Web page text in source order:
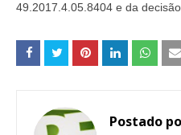
49.2017.4.05.8404 e da
Postado